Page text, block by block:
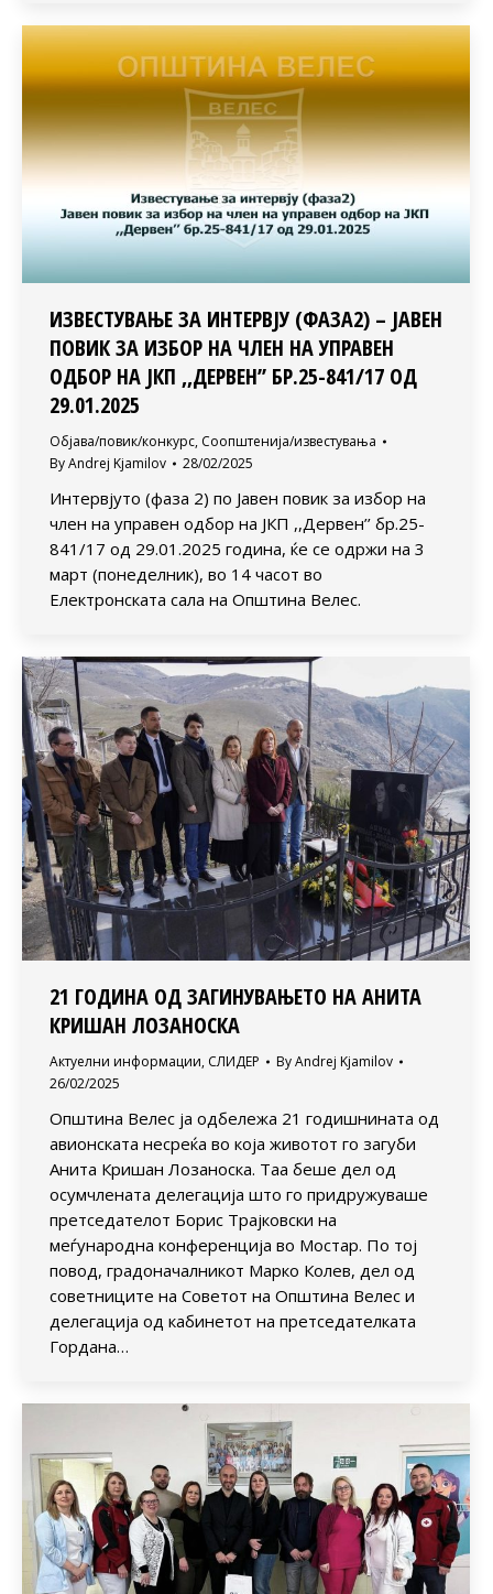
ИЗВЕСТУВАЊЕ ЗА ИНТЕРВЈУ (ФАЗА2) – ЈАВЕН
ПОВИК ЗА ИЗБОР НА ЧЛЕН НА УПРАВЕН
ОДБОР НА ЈКП ,,ДЕРВЕН’’ БР.25-841/17 ОД
29.01.2025
Објава/повик/конкурс, Соопштенија/известувања
ByAndrej Kjamilov 28/02/2025
Интервјуто (фаза 2) по Јавен повик за избор на
член на управен одбор на ЈКП ,,Дервен’’ бр.25-
841/17 од 29.01.2025 година, ќе се одржи на 3
март (понеделник), во 14 часот во
Електронската сала на Општина Велес.
21 ГОДИНА ОД ЗАГИНУВАЊЕТО НА АНИТА
КРИШАН ЛОЗАНОСКА
Актуелни информации, СЛИДЕР ByAndrej Kjamilov
26/02/2025
Општина Велес ја одбележа 21 годишнината од
авионската несреќа во која животот го загуби
Анита Кришан Лозаноска. Таа беше дел од
осумчлената делегација што го придружуваше
претседателот Борис Трајковски на
меѓународна конференција во Мостар. По тој
повод, градоначалникот Марко Колев, дел од
советниците на Советот на Општина Велес и
делегација од кабинетот на претседателката
Гордана…